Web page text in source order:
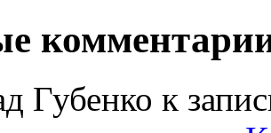
Губенко к